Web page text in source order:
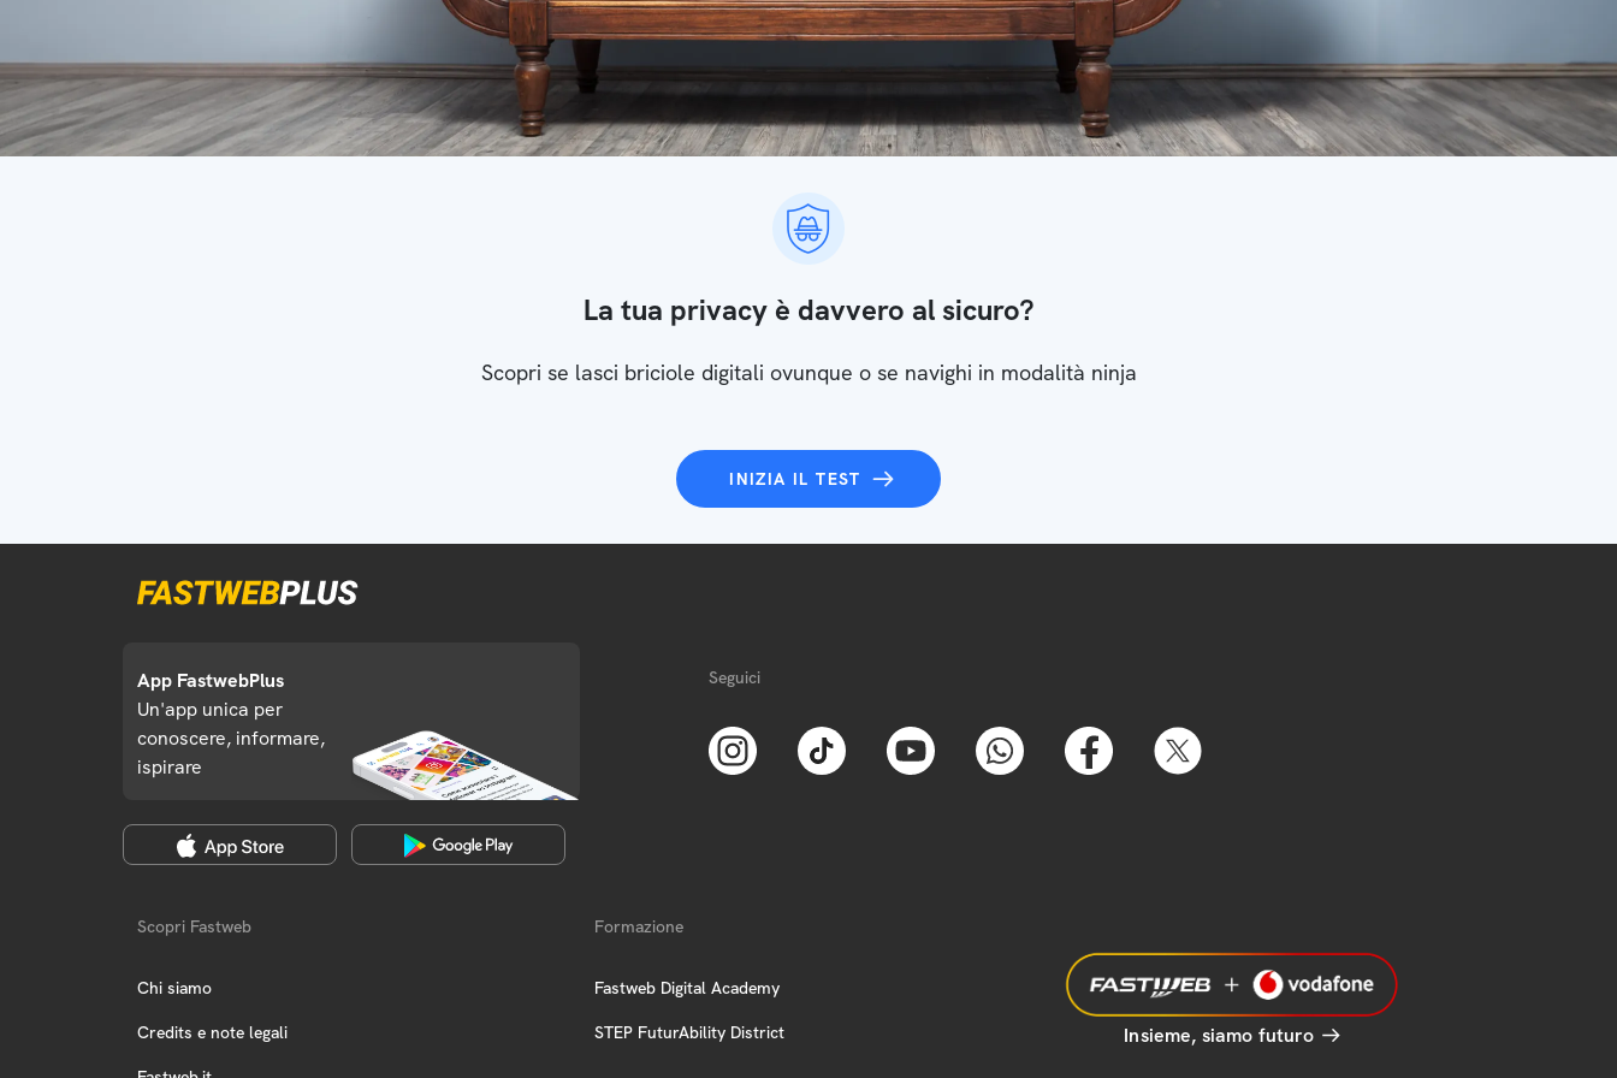
La tua privacy è davvero al sicuro?
Scopri se lasci briciole digitali ovunque o se navighi in modalità ninja
INIZIA IL TEST
App FastwebPlus
Un'app unica per
conoscere, informare,
ispirare
Seguici
Scopri Fastweb
Chi siamo
Credits e note legali
Formazione
Fastweb Digital Academy
STEP FuturAbility District Insieme, siamo futuro